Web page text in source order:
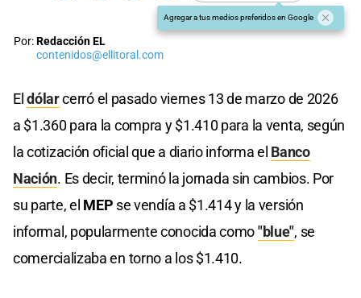
Agregar a tus medios preferidos en Google
Por:Redacción EL
contenidos@ellitoral.com
Eldólarcerró el pasado viernes 13 de marzo de 2026
a $1.360 para la compra y $1.410 para la venta, según
la cotización oficial que a diario informa el Banco
Nación. Es decir, terminó la jornada sin cambios. Por
su parte, el MEP se vendía a $1.414 y la versión
informal, popularmente conocida como"blue", se
comercializaba en torno a los $1.410.